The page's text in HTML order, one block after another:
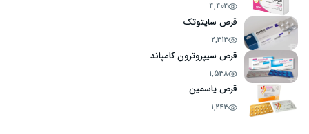
4,403
قرص سایتوتک
2,313
قرص سیپروترون کامپاند
1,538
قرص یاسمین
1,243